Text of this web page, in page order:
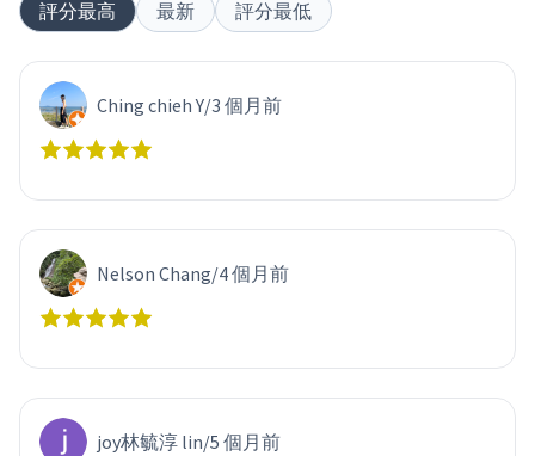
評分最高 最新 評分最低
Ching chieh Y/3 個月前
Nelson Chang/4 個月前
joy林毓淳 lin/5 個月前